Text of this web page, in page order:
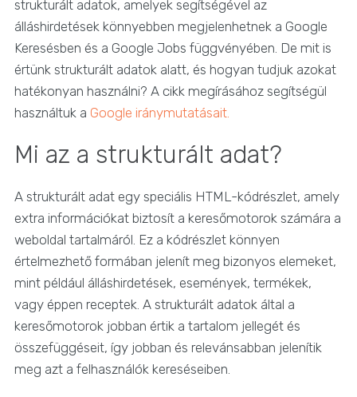
strukturált adatok, amelyek segítségével az
álláshirdetések könnyebben megjelenhetnek a Google
Keresésben és a Google Jobs függvényében. De mit is
értünk strukturált adatok alatt, és hogyan tudjuk azokat
hatékonyan használni? A cikk megírásához segítségül
használtuk a Google iránymutatásait.
Mi az a strukturált adat?
A strukturált adat egy speciális HTML-kódrészlet, amely
extra információkat biztosít a keresőmotorok számára a
weboldal tartalmáról. Ez a kódrészlet könnyen
értelmezhető formában jelenít meg bizonyos elemeket,
mint például álláshirdetések, események, termékek,
vagy éppen receptek. A strukturált adatok által a
keresőmotorok jobban értik a tartalom jellegét és
összefüggéseit, így jobban és relevánsabban jelenítik
meg azt a felhasználók kereséseiben.